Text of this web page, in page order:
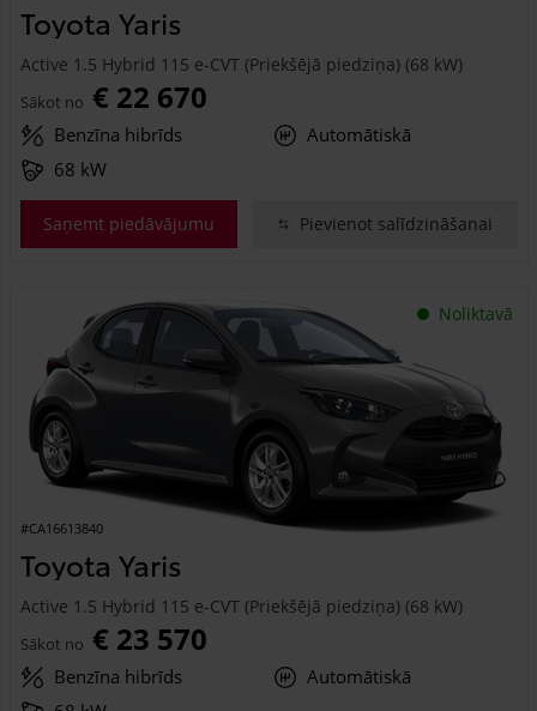
Toyota Yaris
Active 1.5 Hybrid 115 e-CVT (Priekšējā piedziņa) (68 kW)
Sākot no € 22 670
Benzīna hibrīds
Automātiskā
68 kW
Saņemt piedāvājumu Pievienot salīdzināšanai
Noliktavā
#CA16613840
Toyota Yaris
Active 1.5 Hybrid 115 e-CVT (Priekšējā piedziņa) (68 kW)
Sākot no € 23 570
Benzīna hibrīds
Automātiskā